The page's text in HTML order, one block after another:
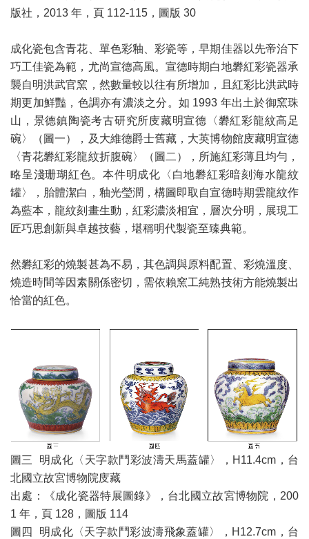
版社，2013 年，頁 112-115，圖版 30
成化瓷包含青花、單色彩釉、彩瓷等，早期佳器以先帝治下
巧工佳瓷為範，尤尚宣德高風。宣德時期白地礬紅彩瓷器承
襲自明洪武官窯，然數量較以往有所增加，且紅彩比洪武時
期更加鮮豔，色調亦有濃淡之分。如 1993 年出土於御窯珠
山，景德鎮陶瓷考古研究所庋藏明宣德〈礬紅彩龍紋高足
碗〉（圖一），及大維德爵士舊藏，大英博物館庋藏明宣德
〈青花礬紅彩龍紋折腹碗〉（圖二），所施紅彩薄且均勻，
略呈淺珊瑚紅色。本件明成化〈白地礬紅彩暗刻海水龍紋
罐〉，胎體潔白，釉光瑩潤，構圖即取自宣德時期雲龍紋作
為藍本，龍紋刻畫生動，紅彩濃淡相宜，層次分明，展現工
匠巧思創新與卓越技藝，堪稱明代製瓷至臻典範。
然礬紅彩的燒製甚為不易，其色調與原料配置、彩燒溫度、
燒造時間等因素關係密切，需依賴窯工純熟技術方能燒製出
恰當的紅色。
圖三 明成化〈天字款鬥彩波濤天馬蓋罐〉，H11.4cm，台
北國立故宮博物院庋藏
出處：《成化瓷器特展圖錄》，台北國立故宮博物院，200
1 年，頁 128，圖版 114
圖四 明成化〈天字款鬥彩波濤飛象蓋罐〉，H12.7cm，台